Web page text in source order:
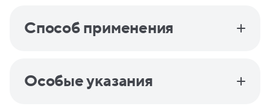
Способ применения
Особые указания